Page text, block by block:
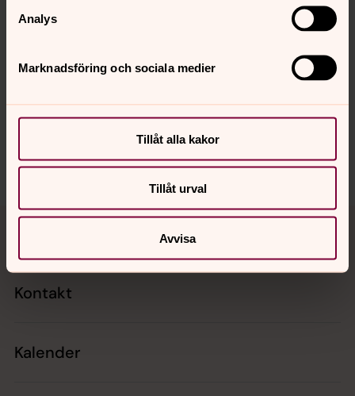
Analys
Marknadsföring och sociala medier
Tillåt alla kakor
Tillåt urval
Avvisa
Synpunkter eller frågor på sidans
kropps.forsamling@svenskakyrkan.se
Tillbaka till toppen
Tillbaka till innehållet
Kontakt
Kalender